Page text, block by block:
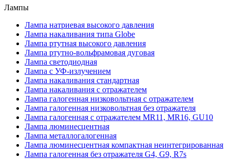
Лампы
Лампа натриевая высокого давления
Лампа накаливания типа Globe
Лампа ртутная высокого давления
Лампа ртутно-вольфрамовая дуговая
Лампа светодиодная
Лампа с УФ-излучением
Лампа накаливания стандартная
Лампа накаливания с отражателем
Лампа галогенная низковольтная с отражателем
Лампа галогенная низковольтная без отражателя
Лампа галогенная с отражателем MR11, MR16, GU10
Лампа люминесцентная
Лампа металлогалогенная
Лампа люминесцентная компактная неинтегрированная
Лампа галогенная без отражателя G4, G9, R7s